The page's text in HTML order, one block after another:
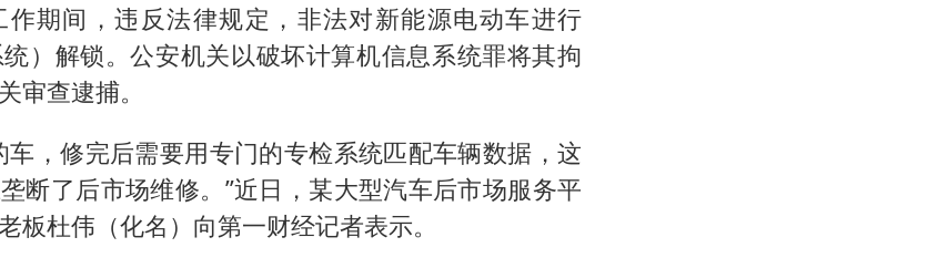
作期间，违反法律规定，非法对新能源电动车进行
）解锁。公安机关以破坏计算机信息系统罪将其拘
审查逮捕。
车，修完后需要用专门的专检系统匹配车辆数据，这
断了后市场维修。”近日，某大型汽车后市场服务平
板杜伟（化名）向第一财经记者表示。